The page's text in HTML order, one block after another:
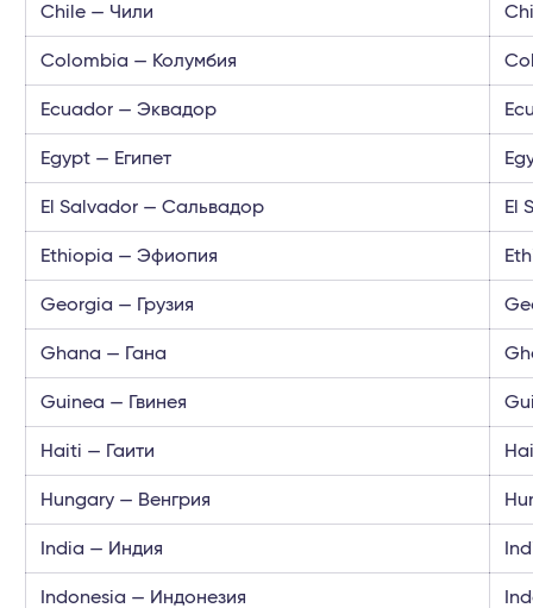
Chile — Чили
Colombia — Колумбия
Ecuador — Эквадор
Egypt — Египет
El Salvador — Сальвадор El
Ethiopia — Эфиопия
Georgia — Грузия
Ghana — Гана
Guinea — Гвинея
Haiti — Гаити
Hungary — Венгрия
India — Индия
Indonesia — Индонезия